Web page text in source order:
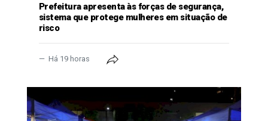
Prefeitura apresenta às forças de segurança,
sistema que protege mulheres em situação de
risco
Há 19 horas